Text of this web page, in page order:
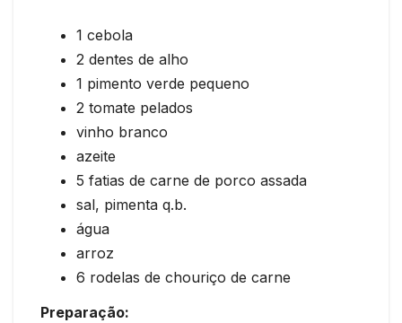
1 cebola
2 dentes de alho
1 pimento verde pequeno
2 tomate pelados
vinho branco
azeite
5 fatias de carne de porco assada
sal, pimenta q.b.
água
arroz
6 rodelas de chouriço de carne
Preparação: